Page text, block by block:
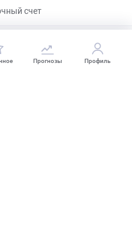
счет
Прогнозы Профиль